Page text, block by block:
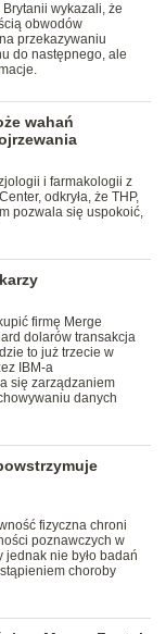
wykazali, że
obwodów
przekazywaniu
do następnego, ale
wahań
i farmakologii z
odkryła, że THP,
pozwala się uspokoić,
firmę Merge
dolarów transakcja
to już trzecie w
IBM-a
się zarządzaniem
danych
fizyczna chroni
poznawczych w
jednak nie było badań
choroby